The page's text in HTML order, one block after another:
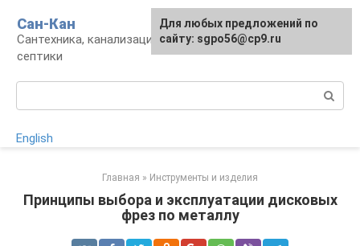
контенту
Сан-Кан
Сантехника, канализация, водопровод,
септики
English
Главная » Инструменты и изделия
Принципы выбора и эксплуатации дисковых
фрез по металлу
Для любых предложений по
сайту: sgpo56@cp9.ru